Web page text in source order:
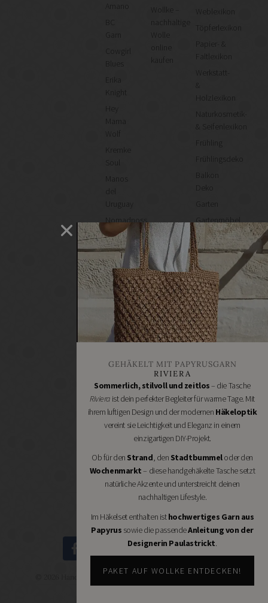
Cowgirl
Knight
Mama
Wolf
Kremke
Manos
Uruguay
Nomadnoss
Wollke –
nachhaltige
kaufen
Weblexikon
Töpferlexikon
Papier- &
Faltlexikon
Werkstatt-
&
Holzlexikon
Naturkosmetik-
& Seifenlexikon
Frühling
Frühlingsdeko
Balkon
Deko
Garten
Gartenmöbel
Regal
selber
machen
Heimwerken
Renovieren
DIY
GESCHÄFTE
Bastelbedarf
Wollgeschäfte
Handgemachtes
Schneidereibedarf
Handarbeitszubehör
DIY
Shops
Schmuckzubehör
Nähmaschinen
selbermachen.
GEHÄKELT MIT PAPYRUSGARN
RIVIERA
Sommerlich, stilvoll und zeitlos– die Tasche
Rivieraist dein perfekter Begleiter für warme Tage. Mit
ihrem luftigen Design und der modernen Häkeloptik
vereint sie Leichtigkeit und Eleganz in einem
einzigartigen DIY-Projekt.
Ob für den Strand, den Stadtbummeloder den
Wochenmarkt– diese handgehäkelte Tasche setzt
natürliche Akzente und unterstreicht deinen
nachhaltigen Lifestyle.
Im Häkelset enthalten isthochwertiges Garn aus
Papyrus sowie die passendeAnleitung von der
Designerin Paulastrickt.
PAKET AUF WOLLKE ENTDECKEN!